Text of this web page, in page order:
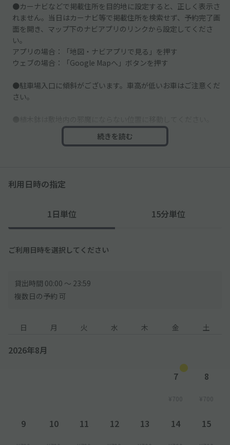
●カーナビなどで掲載住所を目的地に設定すると、正しく表示さ
れません。当日はカーナビ等で掲載住所を検索せず、予約完了画
面を開き、マップ下のナビアプリのリンクから設定してくださ
い。
アプリの場合：「地図・ナビアプリで見る」を押す
ウェブの場合：「Google Mapへ」ボタンを押す
●駐車場入口に傾斜がございます。車高が低いお車はご注意くだ
さい。
●車止めはございません。スペースそばにある壁などに接触しな
続きを読む
利用日時の指定
1日単位 15分単位
ご利用日時を選択してください
貸出時間 00:00 〜 23:59
複数日の予約 可
日 月 火 水 木 金 土
2026年8月
7
¥700
8
¥700
9 10 11 12 13 14 15